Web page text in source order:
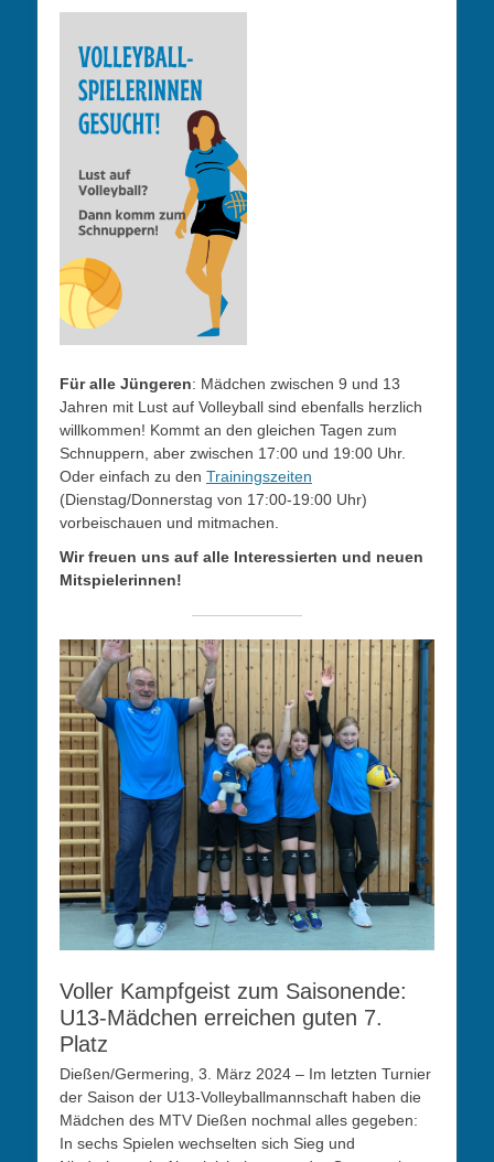
Für alle Jüngeren: Mädchen zwischen 9 und 13
Jahren mit Lust auf Volleyball sind ebenfalls herzlich
willkommen! Kommt an den gleichen Tagen zum
Schnuppern, aber zwischen 17:00 und 19:00 Uhr.
Oder einfach zu den Trainingszeiten
(Dienstag/Donnerstag von 17:00-19:00 Uhr)
vorbeischauen und mitmachen.
Wir freuen uns auf alle Interessierten und neuen
Mitspielerinnen!
Voller Kampfgeist zum Saisonende:
U13-Mädchen erreichen guten 7.
Platz
Dießen/Germering, 3. März 2024 – Im letzten Turnier
der Saison der U13-Volleyballmannschaft haben die
Mädchen des MTV Dießen nochmal alles gegeben:
In sechs Spielen wechselten sich Sieg und